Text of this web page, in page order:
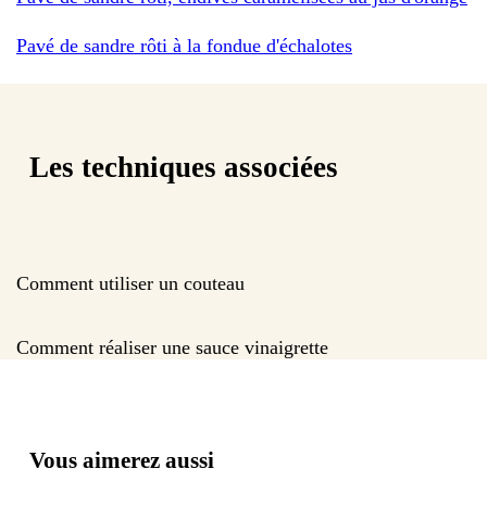
Pavé de sandre rôti à la fondue d'échalotes
Les techniques associées
Comment utiliser un couteau
Comment réaliser une sauce vinaigrette
Vous aimerez aussi